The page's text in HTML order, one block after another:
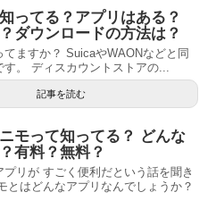
ってる？アプリはある？
ダウンロードの方法は？
てますか？ SuicaやWAONなどと同
す。 ディスカウントストアの...
記事を読む
モって知ってる？ どんな
有料？無料？
プリが すごく便利だという話を聞き
とはどんなアプリなんでしょうか？